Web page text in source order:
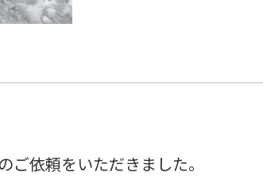
ご依頼をいただきました。